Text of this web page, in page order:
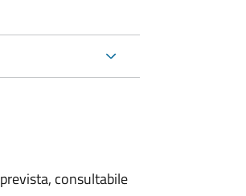
consultabile